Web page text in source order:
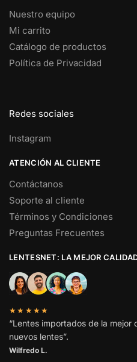
Nuestro equipo
Mi carrito
Catálogo de productos
Política de Privacidad
Redes sociales
Instagram
ATENCIÓN AL CLIENTE
Contáctanos
Soporte al cliente
Términos y Condiciones
Preguntas Frecuentes
LENTESNET: LA MEJOR
★★★★★
“Lentes importados de la
nuevos lentes”.
Wilfredo L.